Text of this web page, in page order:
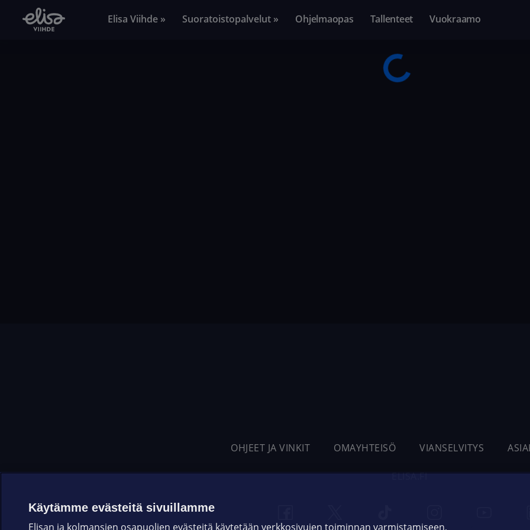
Elisa Viihde » Suoratoistopalvelut » Ohjelmaopas Tallenteet Vuokraamo
OHJEET JA VINKIT OMAYHTEISÖ VIANSELVITYS
ELISA.FI
Käytämme evästeitä sivuillamme
Elisan ja kolmansien osapuolien evästeitä käytetään verkkosivujen toiminnan varmistamiseen,